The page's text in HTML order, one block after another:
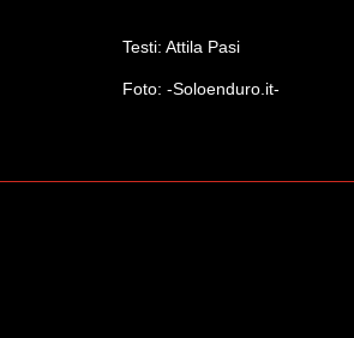
Testi: Attila Pasi
Foto: -Soloenduro.it-